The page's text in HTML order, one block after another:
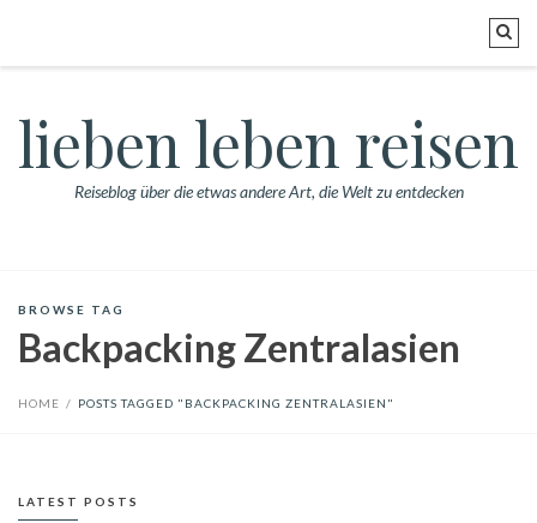
lieben leben reisen
Reiseblog über die etwas andere Art, die Welt zu entdecken
BROWSE TAG
Backpacking Zentralasien
HOME / POSTS TAGGED "BACKPACKING ZENTRALASIEN"
LATEST POSTS